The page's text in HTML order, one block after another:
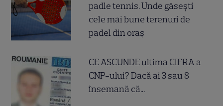
padle tennis. Unde găsești
cele mai bune terenuri de
padel din oraș
CE ASCUNDE ultima CIFRA a
CNP-ului? Dacă ai 3 sau 8
însemană că...